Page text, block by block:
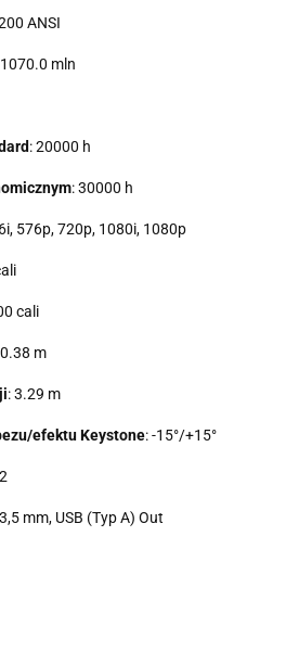
ANSI
1070.0 mln
: 20000 h
: 30000 h
576p, 720p, 1080i, 1080p
cali
0.38 m
: 3.29 m
efektu Keystone: -15°/+15°
mm, USB (Typ A) Out